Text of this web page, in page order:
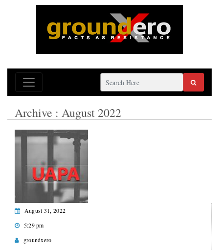
Archive : August 2022
August 31, 2022
5:29 pm
groundxero